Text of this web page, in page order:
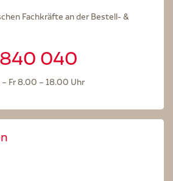
Fachkräfte an der Bestell- &
040
Fr 8.00 – 18.00 Uhr